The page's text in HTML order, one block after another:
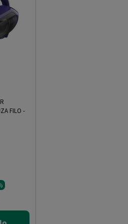
FILO -